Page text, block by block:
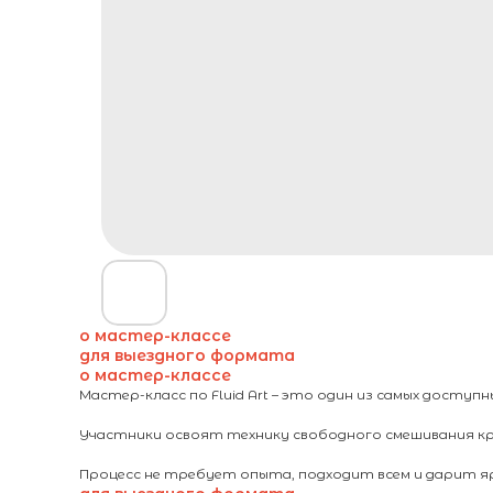
о мастер-классе
для выездного формата
о мастер-классе
Мастер-класс по Fluid Art – это один из самых
Участники освоят технику свободного смешивания
Процесс не требует опыта, подходит всем и дарит